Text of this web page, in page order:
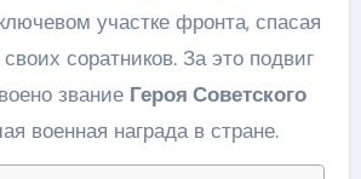
участке фронта, спасая
соратников. За это подвиг
звание Героя Советского
военная награда в стране.